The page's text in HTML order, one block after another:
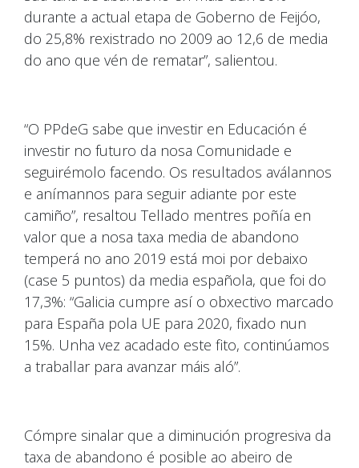
durante a actual etapa de Goberno de Feijóo,
do 25,8% rexistrado no 2009 ao 12,6 de media
do ano que vén de rematar”, salientou.
“O PPdeG sabe que investir en Educación é
investir no futuro da nosa Comunidade e
seguirémolo facendo. Os resultados aválannos
e anímannos para seguir adiante por este
camiño”, resaltou Tellado mentres poñía en
valor que a nosa taxa media de abandono
temperá no ano 2019 está moi por debaixo
(case 5 puntos) da media española, que foi do
17,3%: “Galicia cumpre así o obxectivo marcado
para España pola UE para 2020, fixado nun
15%. Unha vez acadado este fito, continúamos
a traballar para avanzar máis aló”.
Cómpre sinalar que a diminución progresiva da
taxa de abandono é posible ao abeiro de